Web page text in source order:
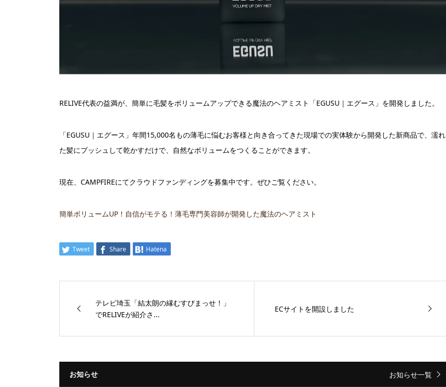
RELIVE代表の益満が、簡単に毛髪をボリュームアップできる魔法のヘアミスト「EGUSU｜エグース」を開発しました。
「EGUSU｜エグース」年間15,000名もの薄毛に悩むお客様と向き合ってきた現場での実体験から開発した新商品で、濡れ
た髪にプッシュして乾かすだけで、自然なボリュームをつくることができます。
現在、CAMPFIREにてクラウドファンディングを募集中です。ぜひご覧ください。
簡単ボリュームUP！自信がモテる！薄毛専門美容師が開発した魔法のヘアミスト
Tweet Share Hatena
テレビ埼玉「結太朗の縁むすびまっせ！」
でRELIVEが紹介さ...
ECサイトを開設しました
お知らせ お知らせ一覧